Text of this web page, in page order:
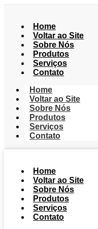
Home
Voltar ao Site
Sobre Nós
Produtos
Serviços
Contato
Home
Voltar ao Site
Sobre Nós
Produtos
Serviços
Contato
Home
Voltar ao Site
Sobre Nós
Produtos
Serviços
Contato